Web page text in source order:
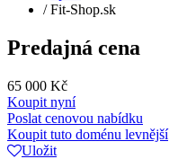
/Fit-Shop.sk
Predajná cena
65 000 Kč
Koupit nyní
Poslat cenovou nabídku
Koupit tuto doménu levnější
Uložit